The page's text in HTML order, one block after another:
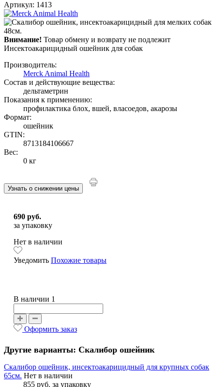
Артикул: 1413
Внимание! Товар обмену и возврату не подлежит
Инсектоакарицидный ошейник для собак
Производитель:
Merck Animal Health
Состав и действующие вещества:
дельтаметрин
Показания к применению:
профилактика блох, вшей, власоедов, акарозы
Формат:
ошейник
GTIN:
8713184106667
Вес:
0 кг
Узнать о снижении цены
690 руб.
за упаковку
Нет в наличии
Уведомить Похожие товары
В наличии 1
Оформить заказ
Другие варианты: Скалибор ошейник
Скалибор ошейник, инсектоакарицидный для крупных собак
65см. Нет в наличии
855 руб. за упаковку